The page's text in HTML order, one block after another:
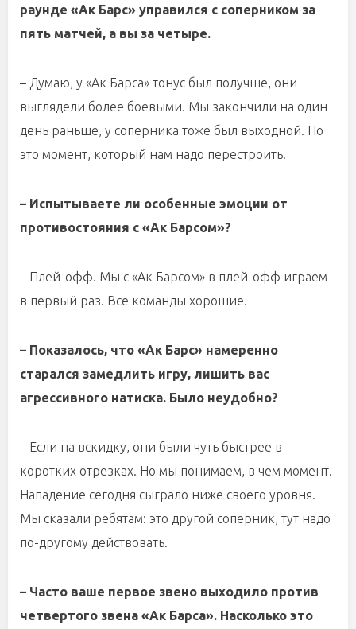
раунде «Ак Барс» управился с соперником за
пять матчей, а вы за четыре.
– Думаю, у «Ак Барса» тонус был получше, они
выглядели более боевыми. Мы закончили на один
день раньше, у соперника тоже был выходной. Но
это момент, который нам надо перестроить.
– Испытываете ли особенные эмоции от
противостояния с «Ак Барсом»?
– Плей-офф. Мы с «Ак Барсом» в плей-офф играем
в первый раз. Все команды хорошие.
– Показалось, что «Ак Барс» намеренно
старался замедлить игру, лишить вас
агрессивного натиска. Было неудобно?
– Если на вскидку, они были чуть быстрее в
коротких отрезках. Но мы понимаем, в чем момент.
Нападение сегодня сыграло ниже своего уровня.
Мы сказали ребятам: это другой соперник, тут надо
по-другому действовать.
– Часто ваше первое звено выходило против
четвертого звена «Ак Барса». Насколько это